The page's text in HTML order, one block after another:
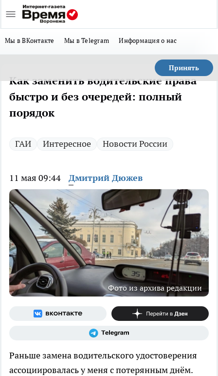
Мы в ВКонтакте Мы в Telegram Информация о нас
Принять
Как заменить водительские права
быстро и без очередей: полный
порядок
ГАИ Интересное Новости России
11 мая 09:44 Дмитрий Дюжев
Фото из архива редакции
Раньше замена водительского удостоверения
ассоциировалась у меня с потерянным днём.